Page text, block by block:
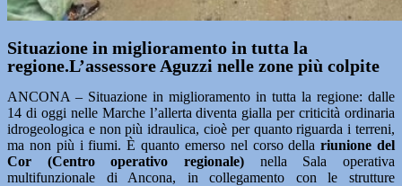
Situazione in miglioramento in tutta la
regione.L’assessore Aguzzi nelle zone più colpite
ANCONA – Situazione in miglioramento in tutta la regione: dalle
14 di oggi nelle Marche l’allerta diventa gialla per criticità ordinaria
idrogeologica e non più idraulica, cioè per quanto riguarda i terreni,
ma non più i fiumi. È quanto emerso nel corso dellariunione del
Cor (Centro operativo regionale) nella Sala operativa
multifunzionale di Ancona, in collegamento con le strutture